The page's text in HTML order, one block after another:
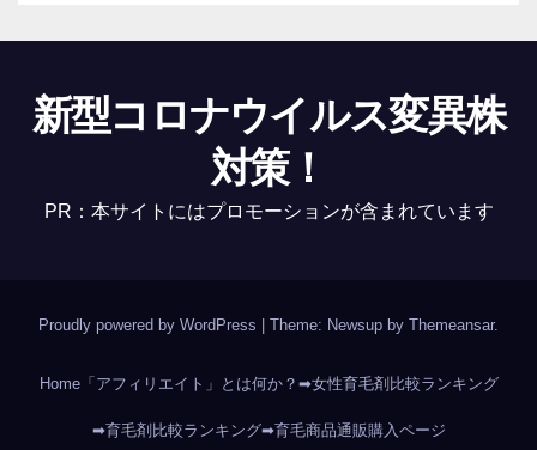
新型コロナウイルス変異株
対策！
PR：本サイトにはプロモーションが含まれています
Proudly powered by WordPress Theme: Newsup by Themeansar.
Home「アフィリエイト」とは何か？ ➡女性育毛剤比較ランキング
➡育毛剤比較ランキング➡育毛商品通販購入ページ